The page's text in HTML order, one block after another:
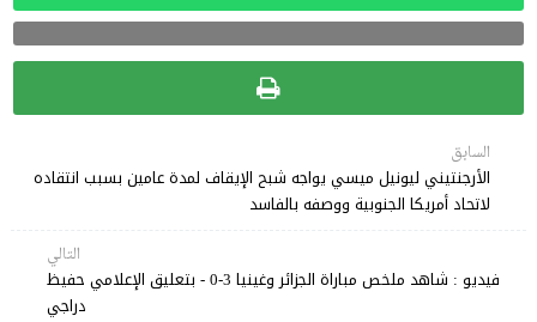
السابق
الأرجنتيني ليونيل ميسي يواجه شبح الإيقاف لمدة عامين بسبب انتقاده
لاتحاد أمريكا الجنوبية ووصفه بالفاسد
التالي
فيديو : شاهد ملخص مباراة الجزائر وغينيا 3-0 - بتعليق الإعلامي حفيظ
دراجي